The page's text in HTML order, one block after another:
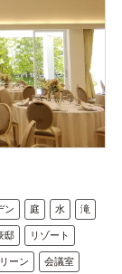
ン 庭 水 滝
邸 リゾート
ーン 会議室